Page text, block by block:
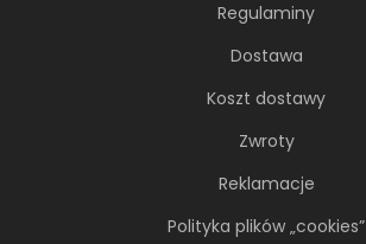
Regulaminy
Dostawa
Koszt dostawy
Zwroty
Reklamacje
Polityka plików „cookies”